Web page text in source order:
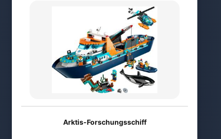
Arktis-Forschungsschiff